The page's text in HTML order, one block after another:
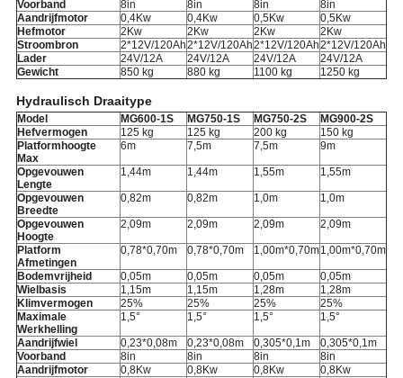
Voorband
8in 8in 8in
8in
Aandrijfmotor
0,4Kw 0,4Kw 0,5Kw
0,5Kw
Hefmotor
2Kw 2Kw 2Kw
2Kw
Stroombron
2*12V/120Ah2*12V/120Ah2*12V/120Ah2*12V/120Ah
Lader
24V/12A 24V/12A 24V/12A
24V/12A
Gewicht
850 kg 880 kg 1100 kg 1250 kg
Hydraulisch Draaitype
Model MG600-1S MG750-1S MG750-2S
MG900-2S
Hefvermogen
125 kg 125 kg 200 kg
150 kg
Platformhoogte
Max
6m 7,5m 7,5m 9m
Opgevouwen
Lengte
1,44m 1,44m 1,55m 1,55m
Opgevouwen
Breedte
0,82m 0,82m 1,0m 1,0m
Opgevouwen
Hoogte
2,09m 2,09m 2,09m 2,09m
Platform
Afmetingen
0,78*0,70m 0,78*0,70m 1,00m*0,70m1,00m*0,70m
Bodemvrijheid 0,05m 0,05m 0,05m
0,05m
Wielbasis
1,15m 1,15m 1,28m
1,28m
Klimvermogen
25% 25% 25%
25%
Maximale
Werkhelling
1,5° 1,5° 1,5° 1,5°
Aandrijfwiel 0,23*0,08m 0,23*0,08m 0,305*0,1m
0,305*0,1m
Voorband
8in 8in 8in
8in
Aandrijfmotor
0,8Kw 0,8Kw 0,8Kw
0,8Kw